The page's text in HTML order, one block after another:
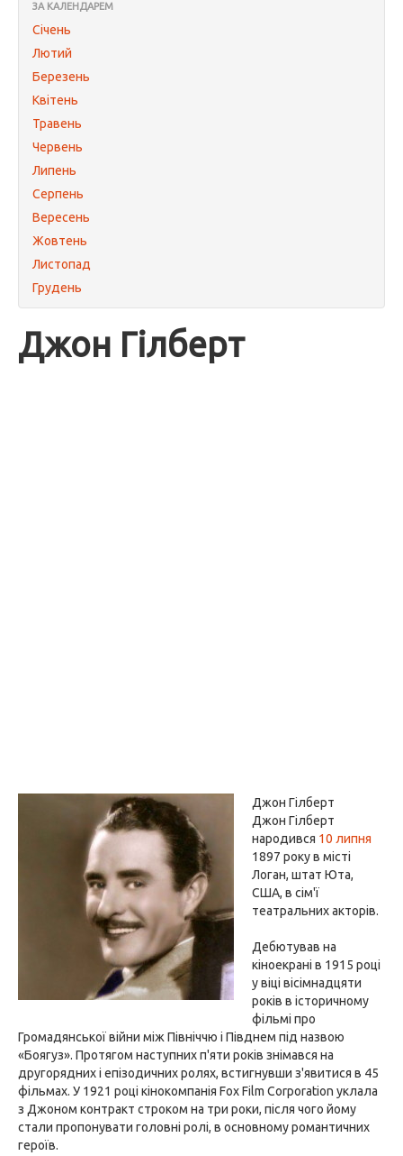
ЗА КАЛЕНДАРЕМ
Січень
Лютий
Березень
Квітень
Травень
Червень
Липень
Серпень
Вересень
Жовтень
Листопад
Грудень
Джон Гілберт
Джон Гілберт
Джон Гілберт
народився 10 липня
1897 року в місті
Логан, штат Юта,
США, в сім'ї
театральних акторів.
Дебютував на
кіноекрані в 1915 році
у віці вісімнадцяти
років в історичному
фільмі про
Громадянської війни між Північчю і Півднем під назвою
«Боягуз». Протягом наступних п'яти років знімався на
другорядних і епізодичних ролях, встигнувши з'явитися в 45
фільмах. У 1921 році кінокомпанія Fox Film Corporation уклала
з Джоном контракт строком на три роки, після чого йому
стали пропонувати головні ролі, в основному романтичних
героїв.